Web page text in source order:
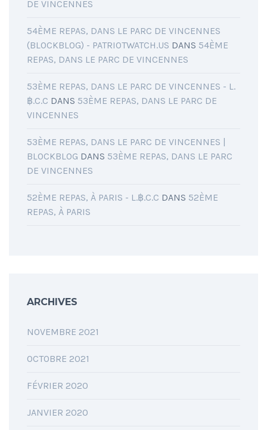
DE VINCENNES
54ÈME REPAS, DANS LE PARC DE VINCENNES
(BLOCKBLOG) - PATRIOTWATCH.US DANS 54ÈME
REPAS, DANS LE PARC DE VINCENNES
53ÈME REPAS, DANS LE PARC DE VINCENNES - L.
฿.C.C DANS 53ÈME REPAS, DANS LE PARC DE
VINCENNES
53ÈME REPAS, DANS LE PARC DE VINCENNES |
BLOCKBLOG DANS 53ÈME REPAS, DANS LE PARC
DE VINCENNES
52ÈME REPAS, À PARIS - L.฿.C.C DANS 52ÈME
REPAS, À PARIS
ARCHIVES
NOVEMBRE 2021
OCTOBRE 2021
FÉVRIER 2020
JANVIER 2020